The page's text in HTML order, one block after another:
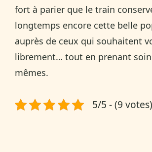
fort à parier que le train
longtemps encore cette belle
auprès de ceux qui souhaitent
librement… tout en prenant soin
mêmes.
5/5 - (9 votes)